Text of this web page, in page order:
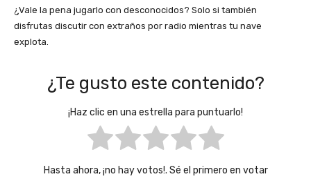
¿Vale la pena jugarlo con desconocidos? Solo si también
disfrutas discutir con extraños por radio mientras tu nave
explota.
¿Te gusto este contenido?
¡Haz clic en una estrella para puntuarlo!
Hasta ahora, ¡no hay votos!. Sé el primero en votar